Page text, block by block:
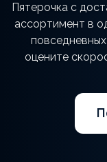
Пятерочка с
ассортимент в
оцените